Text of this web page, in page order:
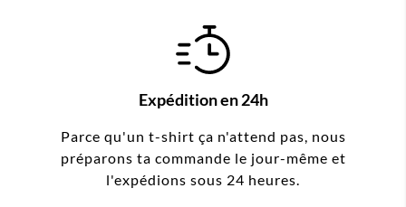
Expédition en 24h
Parce qu'un t-shirt ça n'attend pas, nous
préparons ta commande le jour-même et
l'expédions sous 24 heures.